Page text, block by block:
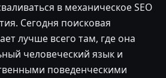
в механическое SEO
Сегодня поисковая
лучше всего там, где она
человеческий язык и
поведенческими